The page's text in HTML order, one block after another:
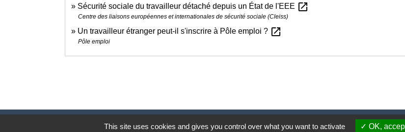
Sécurité sociale du travailleur détaché depuis un État de l'EEE open_in_new
Centre des liaisons européennes et internationales de sécurité sociale (Cleiss)
Un travailleur étranger peut-il s'inscrire à Pôle emploi ? open_in_new
Pôle emploi
Nous contacter
This site uses cookies and gives you control over what you want to activate OK,